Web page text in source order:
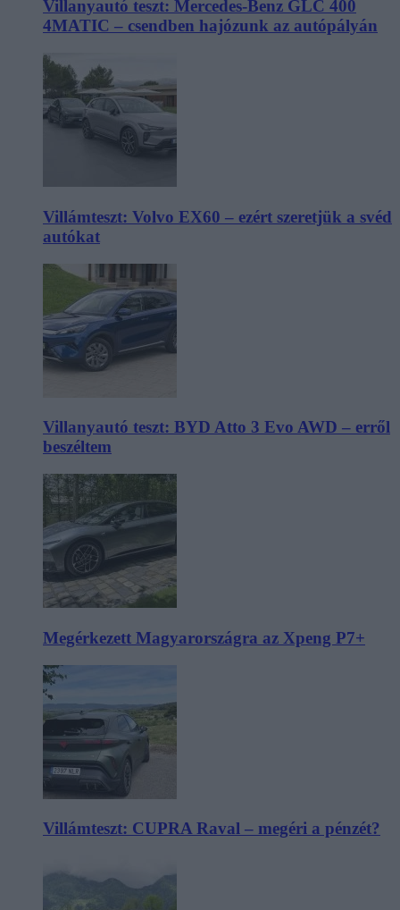
Villanyautó teszt: Mercedes-Benz GLC 400
4MATIC – csendben hajózunk az autópályán
Villámteszt: Volvo EX60 – ezért szeretjük a svéd
autókat
Villanyautó teszt: BYD Atto 3 Evo AWD – erről
beszéltem
Megérkezett Magyarországra az Xpeng P7+
Villámteszt: CUPRA Raval – megéri a pénzét?